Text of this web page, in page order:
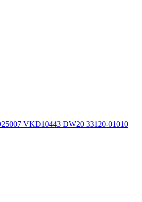
VKD10443 DW20 33120-01010